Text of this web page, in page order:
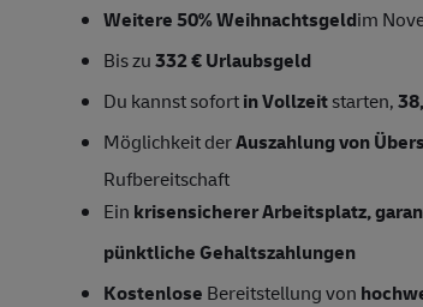
Weitere 50% Weihnachtsgeldim
Bis zu332 € Urlaubsgeld
Du kannst sofortin Vollzeitstarten,
Möglichkeit derAuszahlung von
Rufbereitschaft
Ein krisensicherer Arbeitsplatz,
pünktliche Gehaltszahlungen
Kostenlose Bereitstellung von